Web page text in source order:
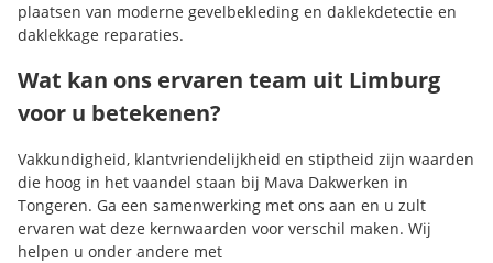
plaatsen van moderne gevelbekleding en daklekdetectie en
daklekkage reparaties.
Wat kan ons ervaren team uit Limburg
voor u betekenen?
Vakkundigheid, klantvriendelijkheid en stiptheid zijn waarden
die hoog in het vaandel staan bij Mava Dakwerken in
Tongeren. Ga een samenwerking met ons aan en u zult
ervaren wat deze kernwaarden voor verschil maken. Wij
helpen u onder andere met